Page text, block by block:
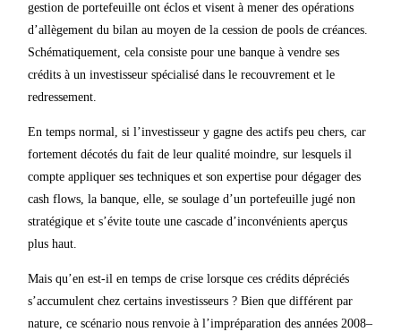
gestion de portefeuille ont éclos et visent à mener des opérations
d’allègement du bilan au moyen de la cession de pools de créances.
Schématiquement, cela consiste pour une banque à vendre ses
crédits à un investisseur spécialisé dans le recouvrement et le
redressement.
En temps normal, si l’investisseur y gagne des actifs peu chers, car
fortement décotés du fait de leur qualité moindre, sur lesquels il
compte appliquer ses techniques et son expertise pour dégager des
cash flows, la banque, elle, se soulage d’un portefeuille jugé non
stratégique et s’évite toute une cascade d’inconvénients aperçus
plus haut.
Mais qu’en est-il en temps de crise lorsque ces crédits dépréciés
s’accumulent chez certains investisseurs ? Bien que différent par
nature, ce scénario nous renvoie à l’impréparation des années 2008–